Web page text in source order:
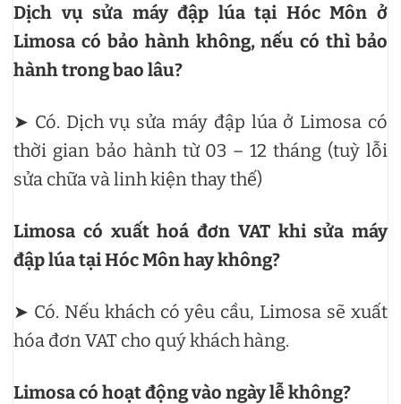
Dịch vụ sửa máy đập lúa tại Hóc Môn ở
Limosa có bảo hành không, nếu có thì bảo
hành trong bao lâu?
➤ Có. Dịch vụ sửa máy đập lúa ở Limosa có
thời gian bảo hành từ 03 – 12 tháng (tuỳ lỗi
sửa chữa và linh kiện thay thế)
Limosa có xuất hoá đơn VAT khi sửa máy
đập lúa tại Hóc Môn hay không?
➤ Có. Nếu khách có yêu cầu, Limosa sẽ xuất
hóa đơn VAT cho quý khách hàng.
Limosa có hoạt động vào ngày lễ không?